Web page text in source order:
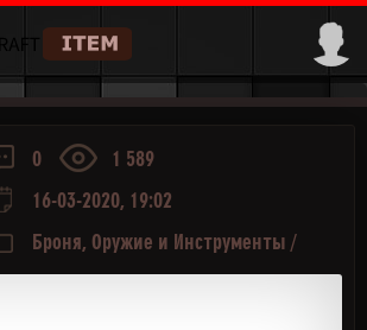
0
1 589
16-03-2020, 19:02
Броня, Оружие и Инструменты /